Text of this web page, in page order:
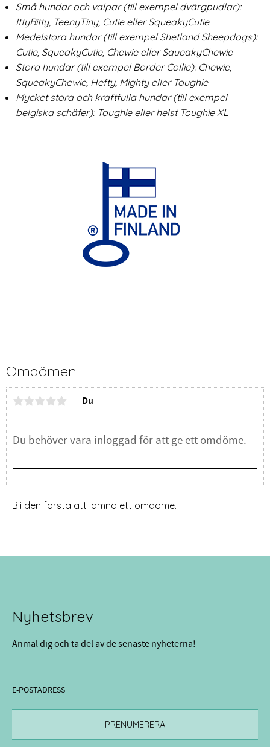
Små hundar och valpar (till exempel dvärgpudlar):
IttyBitty, TeenyTiny, Cutie eller SqueakyCutie
Medelstora hundar (till exempel Shetland Sheepdogs):
Cutie, SqueakyCutie, Chewie eller SqueakyChewie
Stora hundar (till exempel Border Collie): Chewie,
SqueakyChewie, Hefty, Mighty eller Toughie
Mycket stora och kraftfulla hundar (till exempel
belgiska schäfer): Toughie eller helst Toughie XL
Omdömen
Du
Bli den första att lämna ett omdöme.
Nyhetsbrev
Anmäl dig och ta del av de senaste nyheterna!
PRENUMERERA